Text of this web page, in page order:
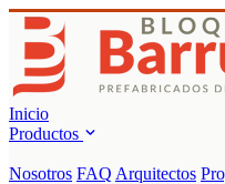
Inicio
Productos
Nosotros FAQ Arquitectos